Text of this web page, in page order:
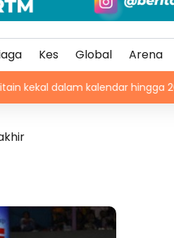
Kes Global Arena
kalendar hingga 2028